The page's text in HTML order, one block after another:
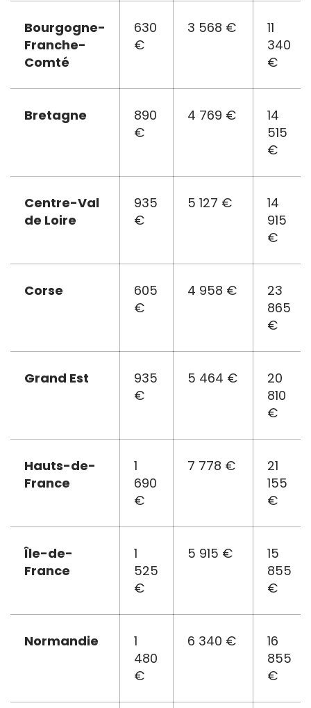
Bourgogne-
Franche-
Comté
630
€
3 568 €
11
340
€
Bretagne
890
€
4 769 €
14
515
€
Centre-Val
de Loire
935
€
5 127 €
14
915
€
Corse
605
€
4 958 €
23
865
€
Grand Est
935
€
5 464 €
20
810
€
Hauts-de-
France
1
690
€
7 778 €
21
155
€
Île-de-
France
1
525
€
5 915 €
15
855
€
Normandie
1
480
€
6 340 €
16
855
€